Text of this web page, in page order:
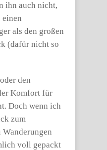
ihn auch nicht,
als den großen
(dafür nicht so
den
Komfort für
Doch wenn ich
zum
voll gepackt